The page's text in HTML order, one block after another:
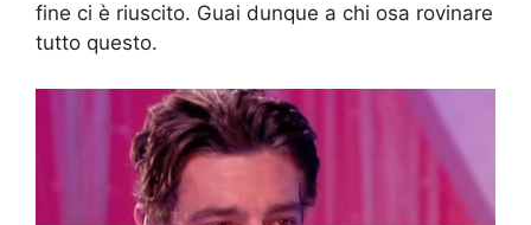
fine ci è riuscito. Guai dunque a chi osa rovinare
tutto questo.